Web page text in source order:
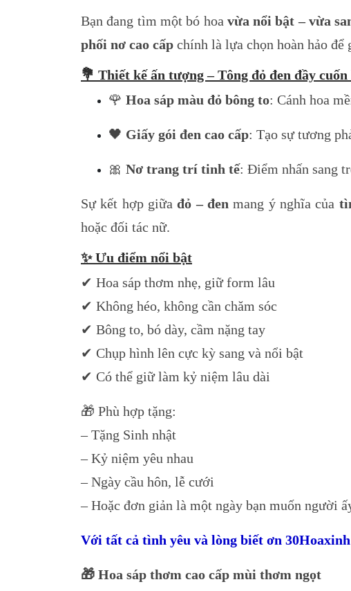
Bạn đang tìm một bó hoa vừa nổi bật – vừa
phối nơ cao cấp chính là lựa chọn hoàn hảo
💐 Thiết kế ấn tượng – Tông đỏ đen đầy
🌹 Hoa sáp màu đỏ bông to: Cánh hoa
🖤 Giấy gói đen cao cấp: Tạo sự tương
🎀 Nơ trang trí tinh tế: Điểm nhấn sang
Sự kết hợp giữađỏ – đen mang ý nghĩa của
hoặc đối tác nữ.
✨ Ưu điểm nổi bật
✔ Hoa sáp thơm nhẹ, giữ form lâu
✔ Không héo, không cần chăm sóc
✔ Bông to, bó dày, cầm nặng tay
✔ Chụp hình lên cực kỳ sang và nổi bật
✔ Có thể giữ làm kỷ niệm lâu dài
🎁 Phù hợp tặng:
– Tặng Sinh nhật
– Kỷ niệm yêu nhau
– Ngày cầu hôn, lễ cưới
– Hoặc đơn giản là một ngày bạn muốn người
Với tất cả tình yêu và lòng biết ơn
🎁 Hoa sáp thơm cao cấp mùi thơm ngọt